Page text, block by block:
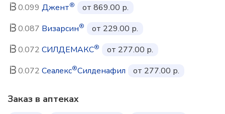
0.099 Джент®
от 869.00 р.
0.087 Визарсин®
от 229.00 р.
0.072 СИЛДЕМАКС®
от 277.00 р.
0.072 Сеалекс®Силденафил от 277.00 р.
Заказ в аптеках